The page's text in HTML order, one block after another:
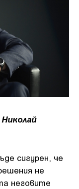
Николай
сигурен, че
не
неговите